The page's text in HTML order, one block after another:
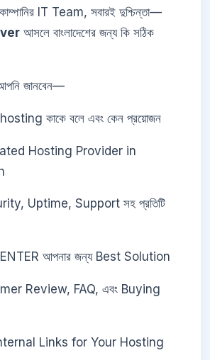
IT Team, সবারই দুশ্চিন্তা—
আসলে বাংলাদেশের জন্য কি সঠিক
জানবেন—
কাকে বলে এবং কেন প্রয়োজন
Hosting Provider in
Uptime, Support সহ প্রতিটি
আপনার জন্য Best Solution
Review, FAQ, এবং Buying
Links for Your Hosting